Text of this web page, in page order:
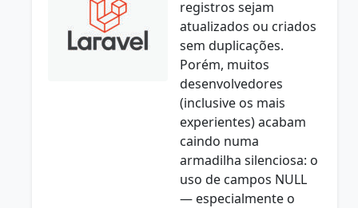
registros sejam
atualizados ou criados
sem duplicações.
Porém, muitos
desenvolvedores
(inclusive os mais
experientes) acabam
caindo numa
armadilha silenciosa: o
uso de campos NULL
— especialmente o